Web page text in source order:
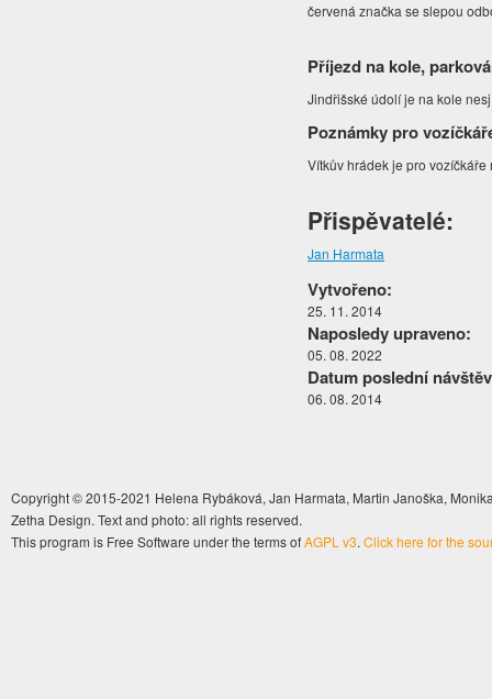
červená značka se slepou
Příjezd na kole,
Jindřišské údolí je na kole
Poznámky pro
Vítkův hrádek je pro
Přispěvatelé:
Jan Harmata
Vytvořeno:
25. 11. 2014
Naposledy upraveno:
05. 08. 2022
Datum poslední
06. 08. 2014
Copyright © 2015-2021 Helena Rybáková, Jan Harmata, Martin Janoška,
Zetha Design. Text and photo: all rights reserved.
This program is Free Software under the terms ofAGPL v3. Click here for the